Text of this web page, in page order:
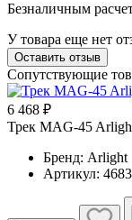
Безналичным
У товара еще нет
Оставить отзыв
Сопутствующие
6 468 ₽
Трек MAG-45
Бренд: Arlight
Артикул: